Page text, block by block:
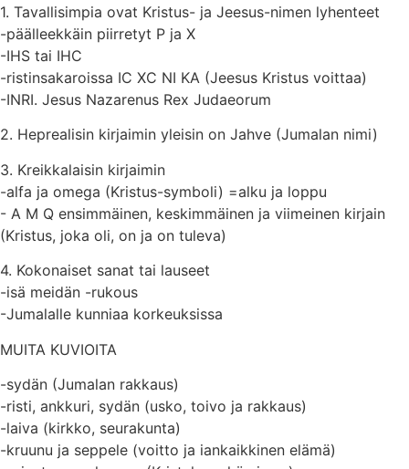
1. Tavallisimpia ovat Kristus- ja Jeesus-nimen lyhenteet
-päälleekkäin piirretyt P ja X
-IHS tai IHC
-ristinsakaroissa IC XC NI KA (Jeesus Kristus voittaa)
-INRI. Jesus Nazarenus Rex Judaeorum
2. Heprealisin kirjaimin yleisin on Jahve (Jumalan nimi)
3. Kreikkalaisin kirjaimin
-alfa ja omega (Kristus-symboli) =alku ja loppu
- A M Q ensimmäinen, keskimmäinen ja viimeinen kirjain
(Kristus, joka oli, on ja on tuleva)
4. Kokonaiset sanat tai lauseet
-isä meidän -rukous
-Jumalalle kunniaa korkeuksissa
MUITA KUVIOITA
-sydän (Jumalan rakkaus)
-risti, ankkuri, sydän (usko, toivo ja rakkaus)
-laiva (kirkko, seurakunta)
-kruunu ja seppele (voitto ja iankaikkinen elämä)